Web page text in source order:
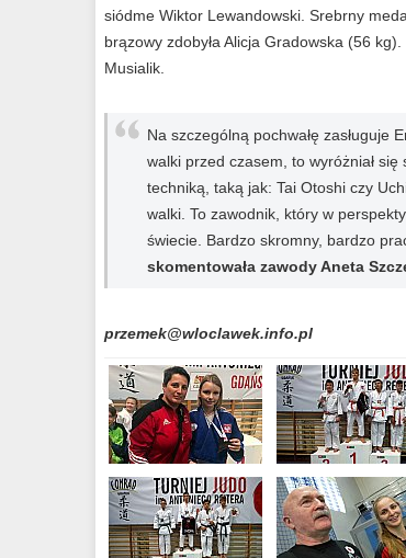
siódme Wiktor Lewandowski. Srebrny
brązowy zdobyła Alicja Gradowska (56
Musialik.
Na szczególną pochwałę zasługuje
walki przed czasem, to wyróżniał
techniką, taką jak: Tai Otoshi czy
walki. To zawodnik, który w
świecie. Bardzo skromny, bardzo
skomentowała zawody Aneta
przemek@wloclawek.info.pl